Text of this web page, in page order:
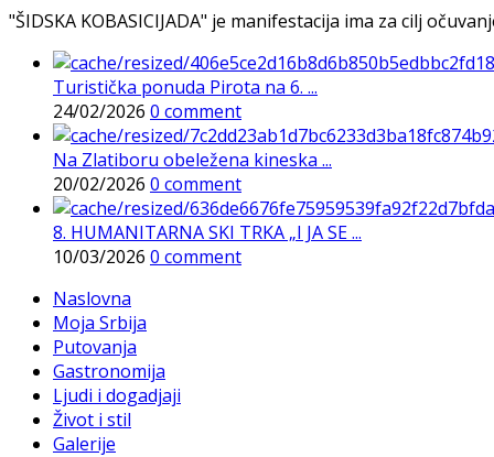
"ŠIDSKA KOBASICIJADA" je manifestacija ima za cilj
Turistička ponuda Pirota na 6. ...
24/02/2026 0 comment
Na Zlatiboru obeležena kineska ...
20/02/2026 0 comment
8. HUMANITARNA SKI TRKA „I JA SE ...
10/03/2026 0 comment
Naslovna
Moja Srbija
Putovanja
Gastronomija
Ljudi i dogadjaji
Život i stil
Galerije